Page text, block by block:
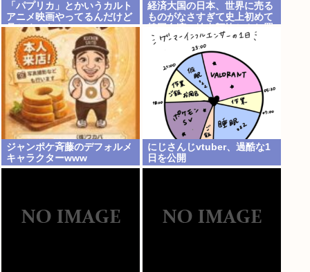
「パプリカ」とかいうカルト
アニメ映画やってるんだけど
見とくべき？
経済大国の日本、世界に売る
ものがなさすぎて史上初めて
韓国台湾に輸出額抜かされ置
いてけぼりwww
ジャンポケ斉藤のデフォルメ
キャラクターwww
にじさんじvtuber、過酷な1
日を公開